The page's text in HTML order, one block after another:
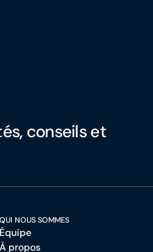
conseils et
QUI NOUS SOMMES
Équipe
À propos